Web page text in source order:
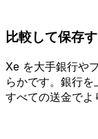
比較して保存
Xe を大手銀行や
らかです。銀行を
すべての送金でよ